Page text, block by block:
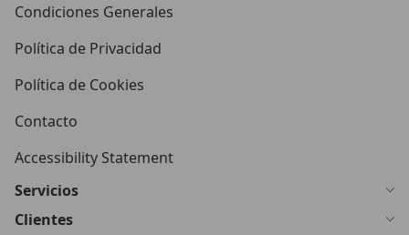
Condiciones Generales
Política de Privacidad
Política de Cookies
Contacto
Accessibility Statement
Servicios
Clientes